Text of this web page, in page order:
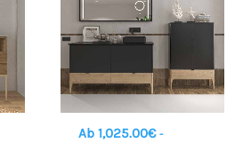
Ab 1,025.00€ -